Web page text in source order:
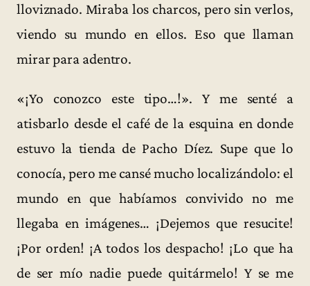
lloviznado. Miraba los charcos, pero sin verlos,
viendo su mundo en ellos. Eso que llaman
mirar para adentro.
«¡Yo conozco este tipo…!». Y me senté a
atisbarlo desde el café de la esquina en donde
estuvo la tienda de Pacho Díez. Supe que lo
conocía, pero me cansé mucho localizándolo: el
mundo en que habíamos convivido no me
llegaba en imágenes… ¡Dejemos que resucite!
¡Por orden! ¡A todos los despacho! ¡Lo que ha
de ser mío nadie puede quitármelo! Y se me